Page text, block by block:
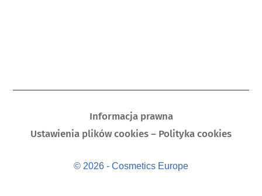
Informacja prawna
Ustawienia plików cookies – Polityka cookies
© 2026 - Cosmetics Europe